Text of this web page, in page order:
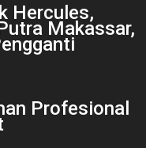
Hercules,
Makassar,
Profesional